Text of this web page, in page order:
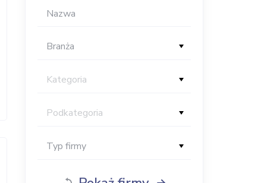
Branża
Kategoria
Podkategoria
Typ firmy